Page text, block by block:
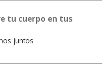
tu cuerpo en tus
juntos